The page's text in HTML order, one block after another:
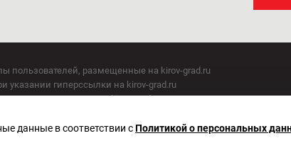
пользователей, размещенные на kirov-grad.ru
указании гиперссылки на kirov-grad.ru
указании на ресурс: kirov-grad.ru
информационных технологий и массовых коммуникаций
данные в соответствии сПолитикой о персональных